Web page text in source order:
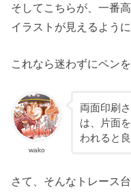
そしてこちらが、一番
イラストが見えるように
これなら迷わずにペン
wako
両面印刷
は、片面
われると
さて、そんなトレース